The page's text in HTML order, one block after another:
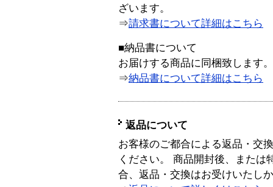
ざいます。
⇒請求書について詳細はこちら
■納品書について
お届けする商品に同梱致します。
⇒納品書について詳細はこちら
返品について
お客様のご都合による返品・交
ください。 商品開封後、または
合、返品・交換はお受けいたし